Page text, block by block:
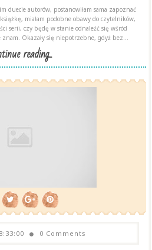
duecie autorów, postanowiłam sama zapoznać
miałam podobne obawy do czytelników,
serii, czy będę w stanie odnaleźć się wśród
Okazały się niepotrzebne, gdyż bez...
reading...
0 Comments